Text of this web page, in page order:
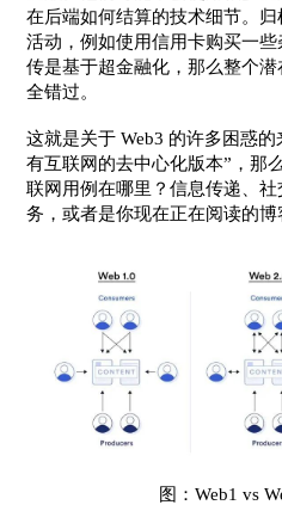
在后端如何结算的技术细节。
活动，例如使用信用卡购买一
传是基于超金融化，那么整个
全错过。
这就是关于 Web3 的许多困惑
有互联网的去中心化版本”，那
联网用例在哪里？信息传递、
务，或者是你现在正在阅读的博
图：Web1 vs